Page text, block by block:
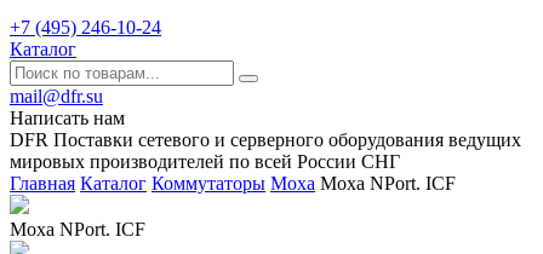
+7 (495) 246-10-24
Каталог
mail@dfr.su
Написать нам
DFR Поставки сетевого и серверного оборудования ведущих
мировых производителей по всей России СНГ
Главная Каталог Коммутаторы Moxa Moxa NPort. ICF
Moxa NPort. ICF